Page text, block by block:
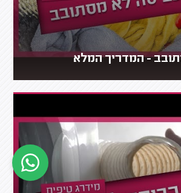
- המדריך המלא